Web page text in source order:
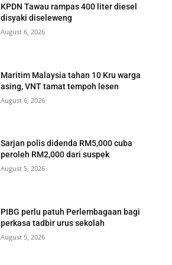
KPDN Tawau rampas 400 liter diesel
disyaki diseleweng
August 6, 2026
Maritim Malaysia tahan 10 Kru warga
asing, VNT tamat tempoh lesen
August 6, 2026
Sarjan polis didenda RM5,000 cuba
peroleh RM2,000 dari suspek
August 5, 2026
PIBG perlu patuh Perlembagaan bagi
perkasa tadbir urus sekolah
August 5, 2026